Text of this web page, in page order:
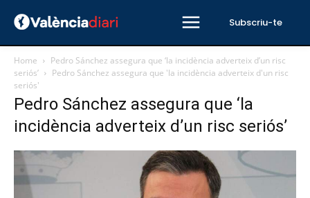
Subscriu-te
Home
Pedro Sánchez assegura que ‘la incidència adverteix d’un risc
seriós’
Pedro Sánchez assegura que 'la incidència adverteix d'un risc
seriós'
Pedro Sánchez assegura que ‘la
incidència adverteix d’un risc seriós’